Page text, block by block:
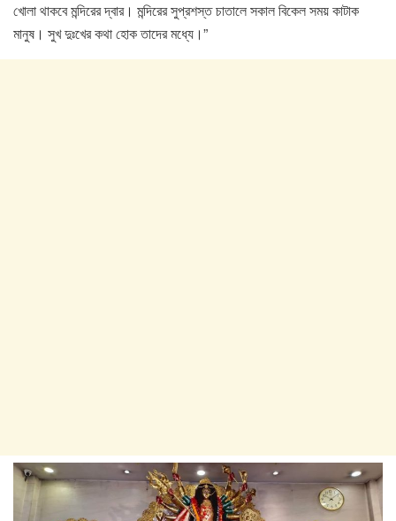
খোলা থাকবে মন্দিরের দ্বার। মন্দিরের সুপ্রশস্ত চাতালে সকাল বিকেল সময় কাটাক
মানুষ। সুখ দুঃখের কথা হোক তাদের মধ্যে।”